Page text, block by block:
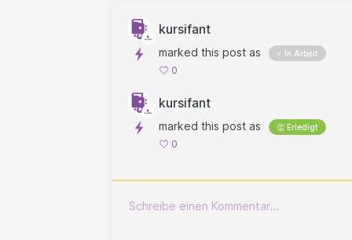
kursifant
marked this post as ⚡ In Arbeit
0
kursifant
marked this post as 👏 Erledigt
0